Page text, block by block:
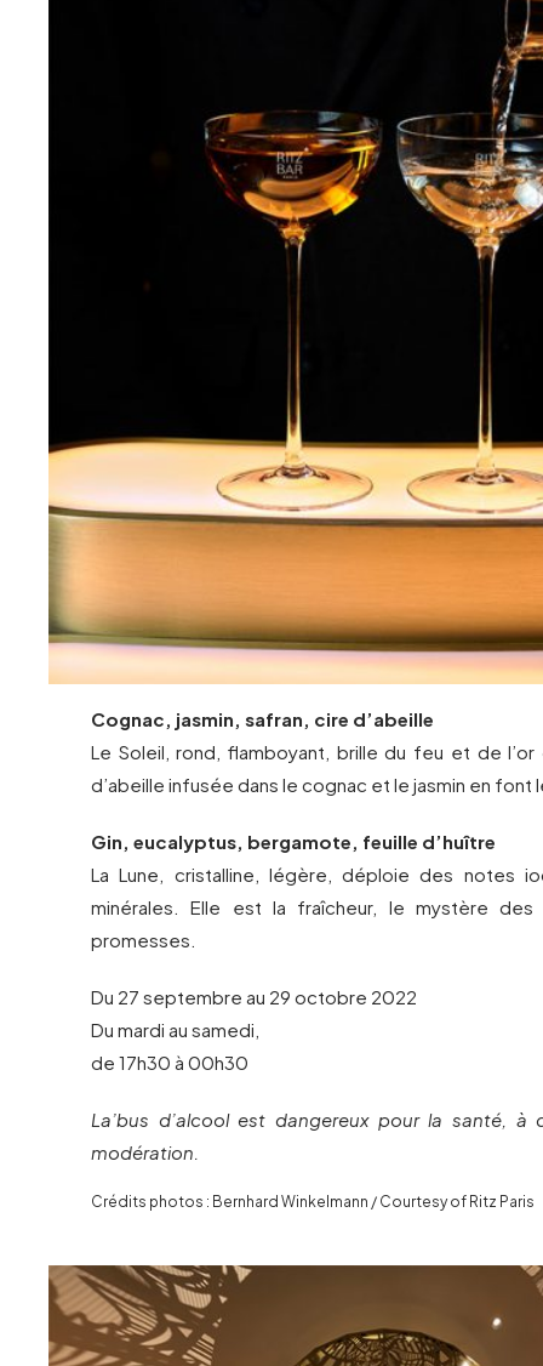
Cognac, jasmin, safran, cire d’abeille
Le Soleil, rond, flamboyant, brille du feu et de l’or
d’abeille infusée dans le cognac et le jasmin en font
Gin, eucalyptus, bergamote, feuille d’huître
La Lune, cristalline, légère, déploie des notes
minérales. Elle est la fraîcheur, le mystère
promesses.
Du 27 septembre au 29 octobre 2022
Du mardi au samedi,
de 17h30 à 00h30
La’bus d’alcool est dangereux pour la santé, à
modération.
Crédits photos : Bernhard Winkelmann / Courtesy of Ritz Paris